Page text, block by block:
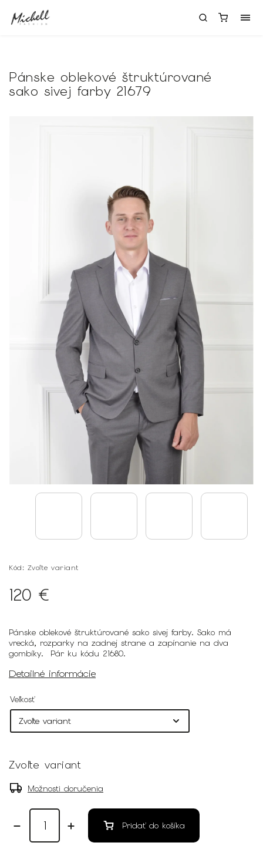
Pánske oblekové štruktúrované
sako sivej farby 21679
Kód: Zvoľte variant
120 €
Pánske oblekové štruktúrované sako sivej farby. Sako má
vrecká, rozparky na zadnej strane a zapínanie na dva
gombíky. Pár ku kódu 21680.
Detailné informácie
Veľkosť
Zvoľte variant
Možnosti doručenia
Pridať do košíka